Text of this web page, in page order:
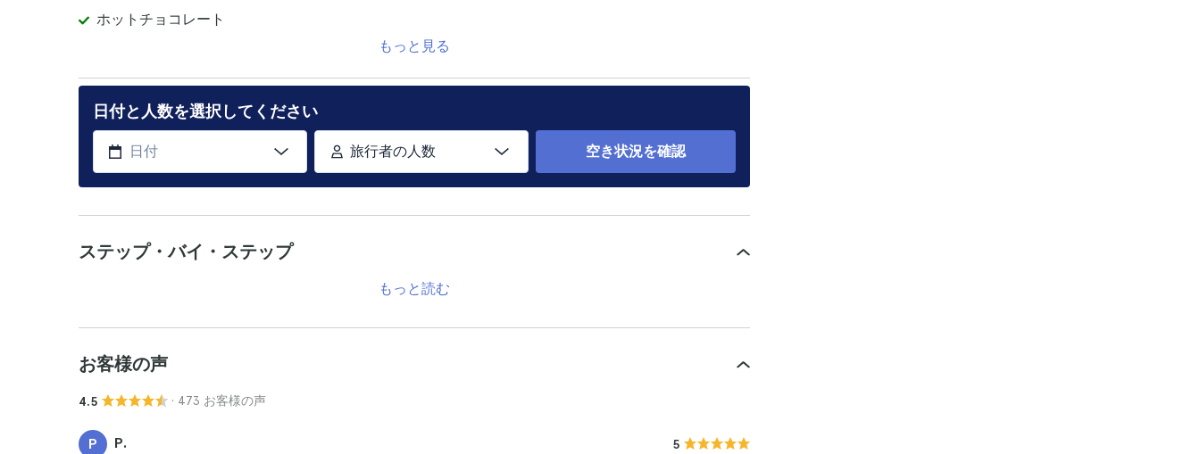
ホットチョコレート
もっと見る
日付と人数を選択してください
旅行者の人数 空き状況を確認
ステップ・バイ・ステップ
もっと読む
お客様の声
4.5 · 473 お客様の声
P P. 5